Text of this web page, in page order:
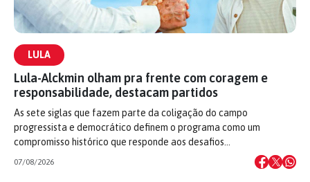
LULA
Lula-Alckmin olham pra frente com coragem e
responsabilidade, destacam partidos
As sete siglas que fazem parte da coligação do campo
progressista e democrático definem o programa como um
compromisso histórico que responde aos desafios…
07/08/2026